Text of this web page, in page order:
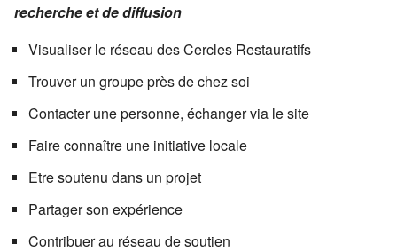
recherche et de diffusion
Visualiser le réseau des Cercles Restauratifs
Trouver un groupe près de chez soi
Contacter une personne, échanger via le site
Faire connaître une initiative locale
Etre soutenu dans un projet
Partager son expérience
Contribuer au réseau de soutien